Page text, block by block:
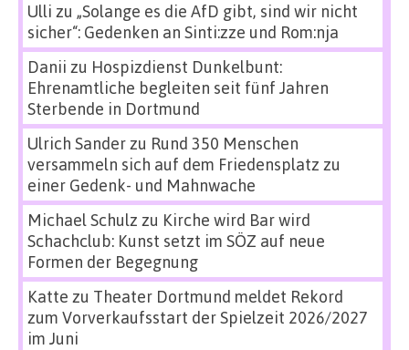
Ulli zu „Solange es die AfD gibt, sind wir nicht
sicher“: Gedenken an Sinti:zze und Rom:nja
Danii zu Hospizdienst Dunkelbunt:
Ehrenamtliche begleiten seit fünf Jahren
Sterbende in Dortmund
Ulrich Sanderzu Rund 350 Menschen
versammeln sich auf dem Friedensplatz zu
einer Gedenk- und Mahnwache
Michael Schulz zu Kirche wird Bar wird
Schachclub: Kunst setzt im SÖZ auf neue
Formen der Begegnung
Katte zu Theater Dortmund meldet Rekord
zum Vorverkaufsstart der Spielzeit 2026/2027
im Juni